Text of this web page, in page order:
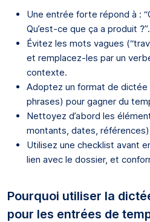
Une entrée forte répond à :
Qu’est-ce que ça a produit ?”.
Évitez les mots vagues
et remplacez-les par un
contexte.
Adoptez un format de dictée
phrases) pour gagner du
Nettoyez d’abord les
montants, dates,
Utilisez une checklist avant
lien avec le dossier, et
Pourquoi utiliser la
pour les entrées de